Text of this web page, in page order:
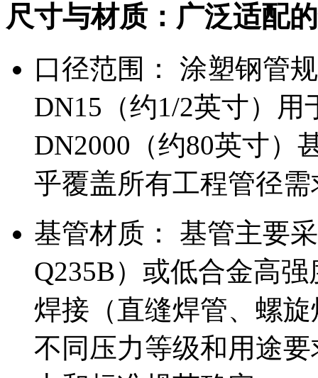
尺寸与材质：广泛适配
口径范围： 涂塑钢管
DN15（约1/2英寸）
DN2000（约80英寸）
乎覆盖所有工程管径需
基管材质： 基管主要
Q235B）或低合金高
焊接（直缝焊管、螺
不同压力等级和用途